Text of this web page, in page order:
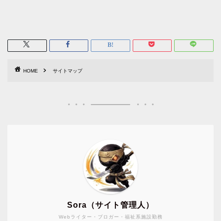
HOME サイトマップ
Webライター・ブロガー・福祉系施設勤務
Sora（サイト管理人）